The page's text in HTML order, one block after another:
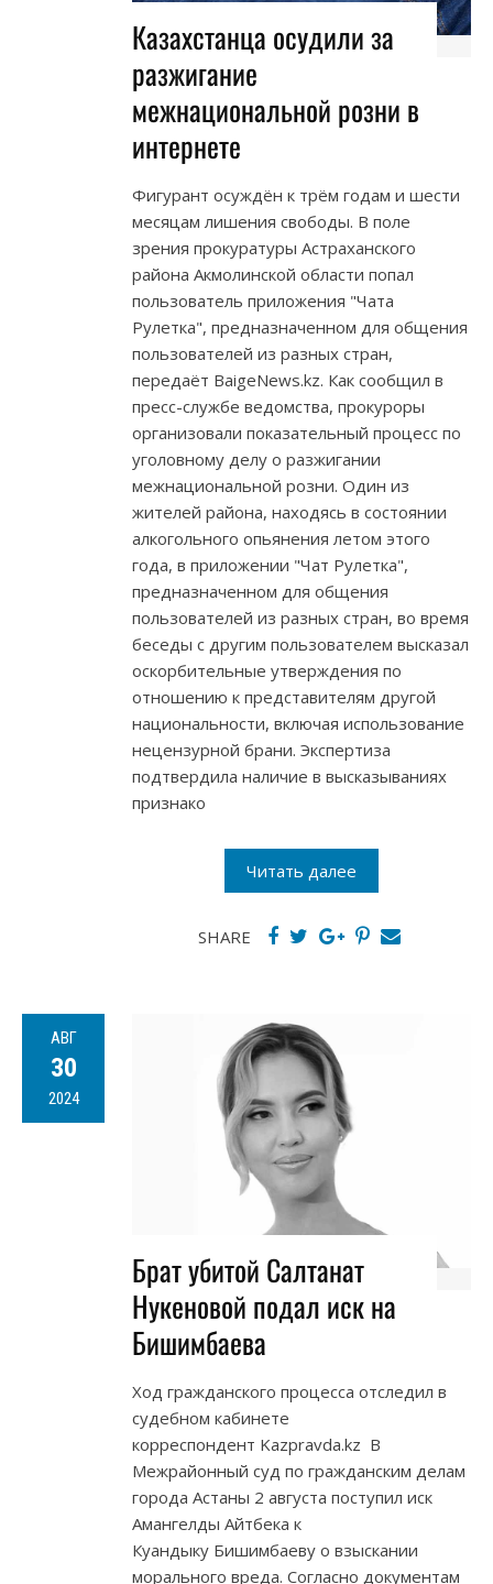
Казахстанца осудили за
разжигание
межнациональной розни в
интернете
Фигурант осуждён к трём годам и шести
месяцам лишения свободы. В поле
зрения прокуратуры Астраханского
района Акмолинской области попал
пользователь приложения "Чата
Рулетка", предназначенном для общения
пользователей из разных стран,
передаёт BaigeNews.kz. Как сообщил в
пресс-службе ведомства, прокуроры
организовали показательный процесс по
уголовному делу о разжигании
межнациональной розни. Один из
жителей района, находясь в состоянии
алкогольного опьянения летом этого
года, в приложении "Чат Рулетка",
предназначенном для общения
пользователей из разных стран, во время
беседы с другим пользователем высказал
оскорбительные утверждения по
отношению к представителям другой
национальности, включая использование
нецензурной брани. Экспертиза
подтвердила наличие в высказываниях
признако
Читать далее
SHARE
АВГ
30
2024
Брат убитой Салтанат
Нукеновой подал иск на
Бишимбаева
Ход гражданского процесса отследил в
судебном кабинете
корреспондент Kazpravda.kz В
Межрайонный суд по гражданским делам
города Астаны 2 августа поступил иск
Амангелды Айтбека к
Куандыку Бишимбаеву о взыскании
морального вреда. Согласно документам